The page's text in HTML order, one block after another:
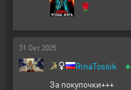
🌹
31 Окт 2025
RinaTossik +
За покупочки+++